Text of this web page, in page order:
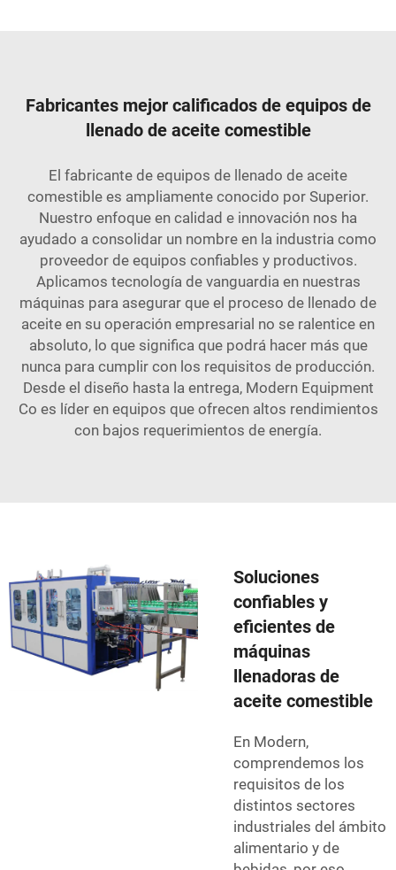
Fabricantes mejor calificados de equipos de
llenado de aceite comestible
El fabricante de equipos de llenado de aceite
comestible es ampliamente conocido por Superior.
Nuestro enfoque en calidad e innovación nos ha
ayudado a consolidar un nombre en la industria como
proveedor de equipos confiables y productivos.
Aplicamos tecnología de vanguardia en nuestras
máquinas para asegurar que el proceso de llenado de
aceite en su operación empresarial no se ralentice en
absoluto, lo que significa que podrá hacer más que
nunca para cumplir con los requisitos de producción.
Desde el diseño hasta la entrega, Modern Equipment
Co es líder en equipos que ofrecen altos rendimientos
con bajos requerimientos de energía.
Soluciones
confiables y
eficientes de
máquinas
llenadoras de
aceite comestible
En Modern,
comprendemos los
requisitos de los
distintos sectores
industriales del ámbito
alimentario y de